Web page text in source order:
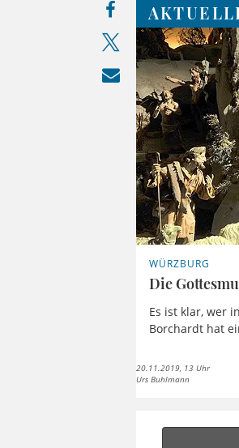
WÜRZBURG
Die
Es ist klar, wer
Borchardt hat
20.11.2019, 13 Uhr
Urs Buhlmann